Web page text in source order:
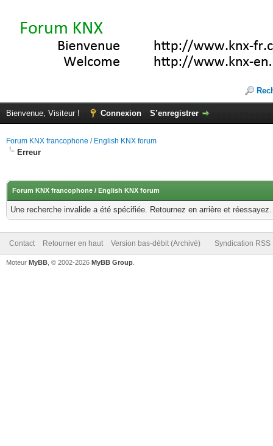
Bienvenue, Visiteur ! Connexion S’enregistrer
Forum KNX francophone / English KNX forum
Erreur
Forum KNX francophone / English KNX forum
Une recherche invalide a été spécifiée. Retournez en arrière et réessayez.
Contact Retourner en haut Version bas-débit (Archivé) Syndication RSS
Moteur MyBB , © 2002-2026 MyBB Group